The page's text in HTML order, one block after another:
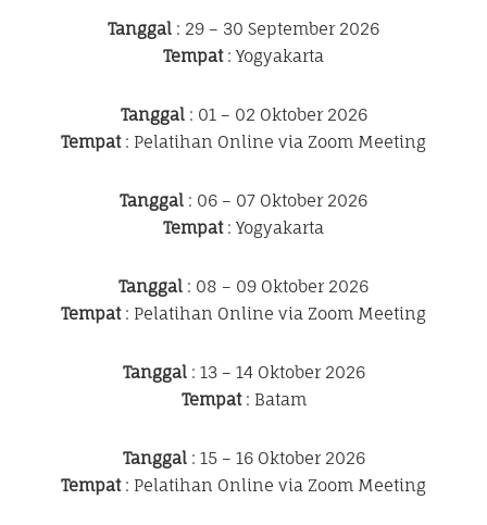
Tanggal : 29 – 30 September 2026
Tempat: Yogyakarta
Tanggal: 01 – 02 Oktober 2026
Tempat: Pelatihan Online via Zoom Meeting
Tanggal : 06 – 07 Oktober 2026
Tempat: Yogyakarta
Tanggal : 08 – 09 Oktober 2026
Tempat: Pelatihan Online via Zoom Meeting
Tanggal: 13 – 14 Oktober 2026
Tempat: Batam
Tanggal: 15 – 16 Oktober 2026
Tempat: Pelatihan Online via Zoom Meeting